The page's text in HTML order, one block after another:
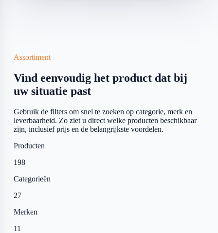
Assortiment
Vind eenvoudig het product dat bij
uw situatie past
Gebruik de filters om snel te zoeken op categorie, merk en
leverbaarheid. Zo ziet u direct welke producten beschikbaar
zijn, inclusief prijs en de belangrijkste voordelen.
Producten
198
Categorieën
27
Merken
11